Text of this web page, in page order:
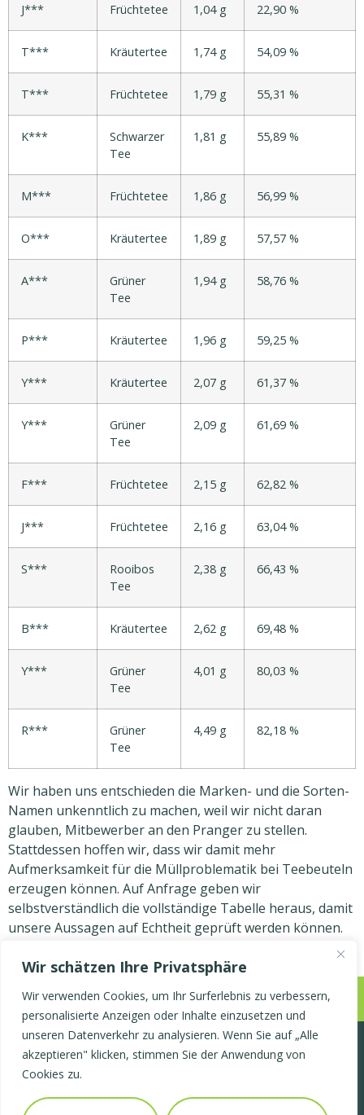
Wir schätzen Ihre Privatsphäre
Wir verwenden Cookies, um Ihr Surferlebnis zu verbessern,
personalisierte Anzeigen oder Inhalte einzusetzen und
unseren Datenverkehr zu analysieren. Wenn Sie auf „Alle
akzeptieren" klicken, stimmen Sie der Anwendung von
Cookies zu.
J*** Früchtetee 1,04 g 22,90 %
T*** Kräutertee 1,74 g 54,09 %
T*** Früchtetee 1,79 g 55,31 %
K***
Schwarzer
Tee
1,81 g 55,89 %
M*** Früchtetee 1,86 g 56,99 %
O*** Kräutertee 1,89 g 57,57 %
A***
Grüner
Tee
1,94 g 58,76 %
P*** Kräutertee 1,96 g 59,25 %
Y*** Kräutertee 2,07 g 61,37 %
Y***
Grüner
Tee
2,09 g 61,69 %
F*** Früchtetee 2,15 g 62,82 %
J*** Früchtetee 2,16 g 63,04 %
S***
Rooibos
Tee
2,38 g 66,43 %
B*** Kräutertee 2,62 g 69,48 %
Y***
Grüner
Tee
4,01 g 80,03 %
R***
Grüner
Tee
4,49 g 82,18 %
Wir haben uns entschieden die Marken- und die Sorten-
Namen unkenntlich zu machen, weil wir nicht daran
glauben, Mitbewerber an den Pranger zu stellen.
Stattdessen hoffen wir, dass wir damit mehr
Aufmerksamkeit für die Müllproblematik bei Teebeuteln
erzeugen können. Auf Anfrage geben wir
selbstverständlich die vollständige Tabelle heraus, damit
unsere Aussagen auf Echtheit geprüft werden können.
Jetzt einkaufen
Start